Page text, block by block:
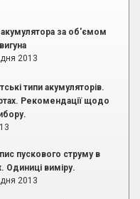
акумулятора за об'ємом
2013
типи акумуляторів.
Рекомендації щодо
пускового струму в
Одиниці виміру.
2013